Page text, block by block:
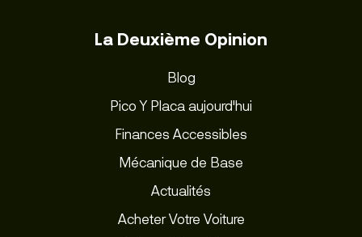
La Deuxième Opinion
Blog
Pico Y Placa aujourd'hui
Finances Accessibles
Mécanique de Base
Actualités
Acheter Votre Voiture